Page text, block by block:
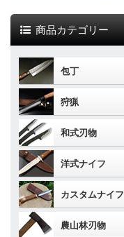
商品カテゴリー
包丁
狩猟
和式刃物
洋式ナイフ
カスタムナイフ
農山林刃物